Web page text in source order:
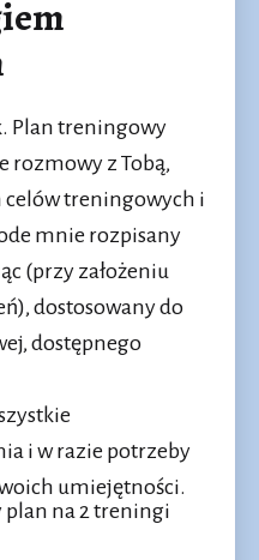
Plan treningowy
rozmowy z Tobą,
treningowych i
mnie rozpisany
(przy założeniu
dostosowany do
dostępnego
i w razie potrzeby
umiejętności.
plan na 2 treningi